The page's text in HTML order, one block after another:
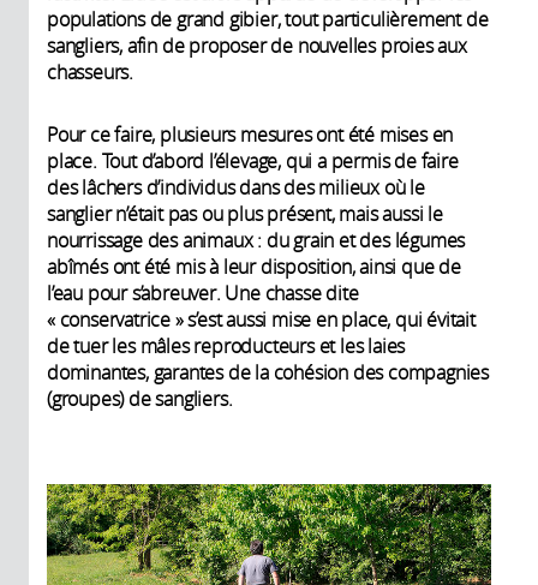
populations de grand gibier, tout particulièrement de
sangliers, afin de proposer de nouvelles proies aux
chasseurs.
Pour ce faire, plusieurs mesures ont été mises en
place. Tout d’abord l’élevage, qui a permis de faire
des lâchers d’individus dans des milieux où le
sanglier n’était pas ou plus présent, mais aussi le
nourrissage des animaux : du grain et des légumes
abîmés ont été mis à leur disposition, ainsi que de
l’eau pour s’abreuver. Une chasse dite
« conservatrice » s’est aussi mise en place, qui évitait
de tuer les mâles reproducteurs et les laies
dominantes, garantes de la cohésion des compagnies
(groupes) de sangliers.